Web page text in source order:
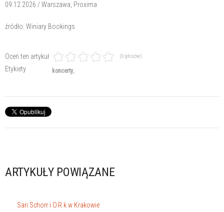
09.12.2026 / Warszawa, Proxima
źródło: Winiary Bookings
Oceń ten artykuł (0 głosów)
Etykiety koncerty
ARTYKUŁY POWIĄZANE
Sari Schorr i O.R.k w Krakowie